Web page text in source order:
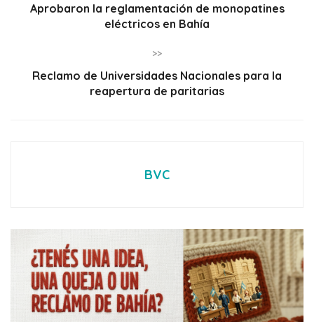
Aprobaron la reglamentación de monopatines
eléctricos en Bahía
>>
Reclamo de Universidades Nacionales para la
reapertura de paritarias
BVC